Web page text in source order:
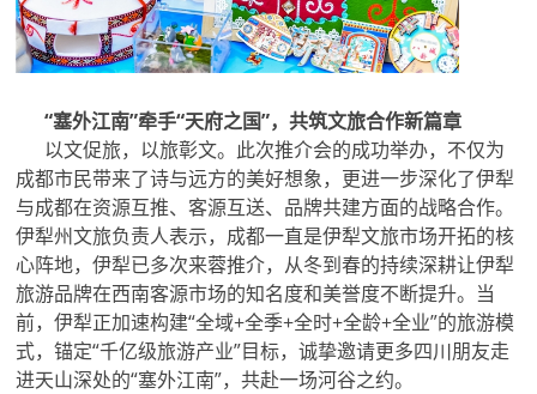
“塞外江南”牵手“天府之国”，共筑文旅合作新篇章
以文促旅，以旅彰文。此次推介会的成功举办，不仅为
成都市民带来了诗与远方的美好想象，更进一步深化了伊犁
与成都在资源互推、客源互送、品牌共建方面的战略合作。
伊犁州文旅负责人表示，成都一直是伊犁文旅市场开拓的核
心阵地，伊犁已多次来蓉推介，从冬到春的持续深耕让伊犁
旅游品牌在西南客源市场的知名度和美誉度不断提升。当
前，伊犁正加速构建“全域+全季+全时+全龄+全业”的旅游模
式，锚定“千亿级旅游产业”目标，诚挚邀请更多四川朋友走
进天山深处的“塞外江南”，共赴一场河谷之约。